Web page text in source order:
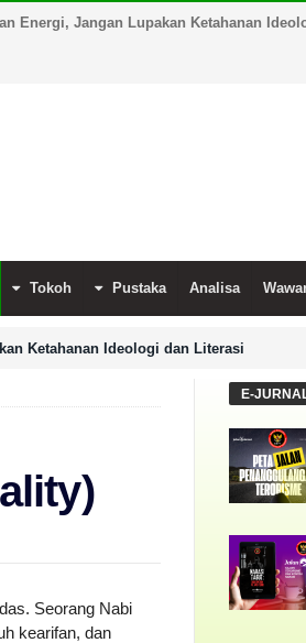
Energi, Jangan Lupakan Ketahanan
Tokoh Pustaka Analisa
Ketahanan Ideologi dan Literasi
Seorang Nabi
kearifan, dan
E-